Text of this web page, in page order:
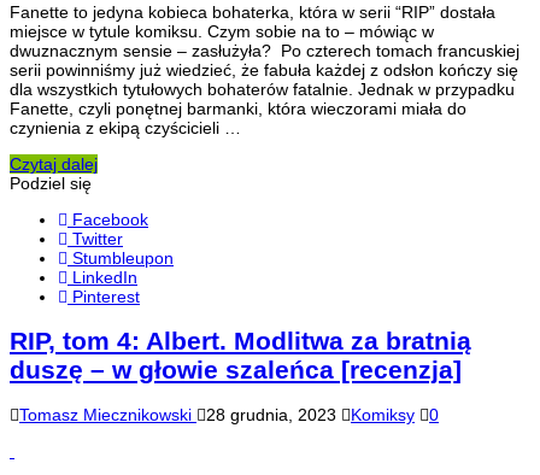
Fanette to jedyna kobieca bohaterka, która w serii “RIP” dostała
miejsce w tytule komiksu. Czym sobie na to – mówiąc w
dwuznacznym sensie – zasłużyła? Po czterech tomach francuskiej
serii powinniśmy już wiedzieć, że fabuła każdej z odsłon kończy się
dla wszystkich tytułowych bohaterów fatalnie. Jednak w przypadku
Fanette, czyli ponętnej barmanki, która wieczorami miała do
czynienia z ekipą czyścicieli …
Czytaj dalej
Podziel się
Facebook
Twitter
Stumbleupon
LinkedIn
Pinterest
RIP, tom 4: Albert. Modlitwa za bratnią
duszę – w głowie szaleńca [recenzja]
Tomasz Miecznikowski 28 grudnia, 2023 Komiksy 0